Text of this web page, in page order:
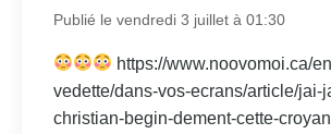
Publié le vendredi 3 juillet à 01:30
https://www.noovomoi.ca/
vedette/dans-vos-ecrans/article/jai-
christian-begin-dement-cette-